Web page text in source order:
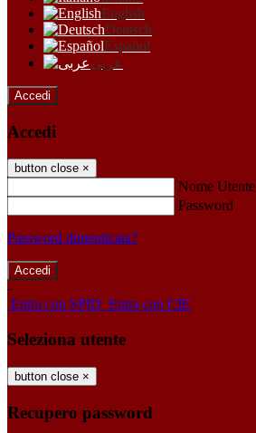
English
Deutsch
Español
عربى
Accedi
Accedi
button close ×
Nome Utente
Password
Password dimenticata?
-
Entra con SPID Entra con CIE
Seleziona utente
button close ×
Recupero password